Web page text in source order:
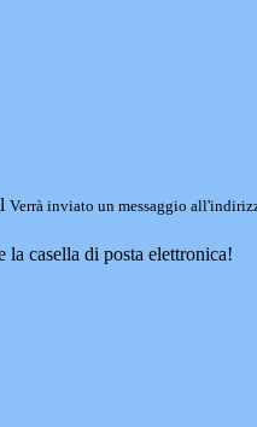
Verrà inviato un messaggio
casella di posta elettronica!